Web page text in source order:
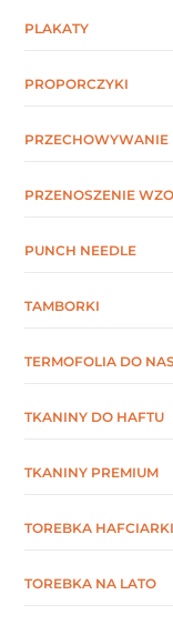
PLAKATY
PROPORCZYKI
PRZECHOWYWANIE
PRZENOSZENIE
PUNCH NEEDLE
TAMBORKI
TERMOFOLIA DO
TKANINY DO HAFTU
TKANINY PREMIUM
TOREBKA HAFCIARKI
TOREBKA NA LATO